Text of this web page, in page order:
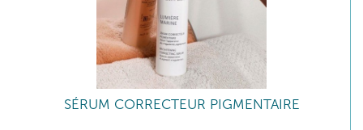
SÉRUM CORRECTEUR PIGMENTAIRE